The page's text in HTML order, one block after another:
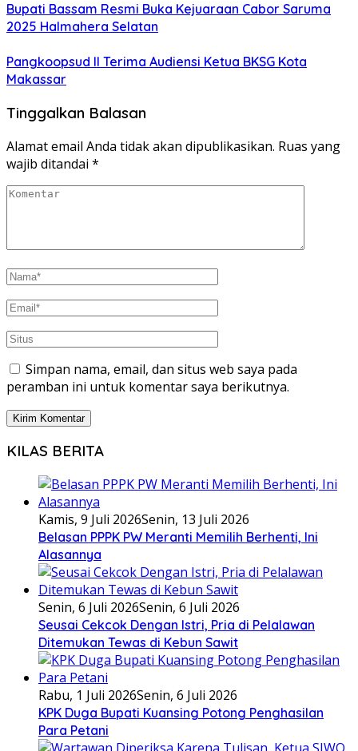
Bupati Bassam Resmi Buka Kejuaraan Cabor Saruma
2025 Halmahera Selatan
Pangkoopsud II Terima Audiensi Ketua BKSG Kota
Makassar
Tinggalkan Balasan
Alamat email Anda tidak akan dipublikasikan. Ruas yang
wajib ditandai *
Simpan nama, email, dan situs web saya pada
peramban ini untuk komentar saya berikutnya.
KILAS BERITA
Kamis, 9 Juli 2026Senin, 13 Juli 2026
Belasan PPPK PW Meranti Memilih Berhenti, Ini
Alasannya
Senin, 6 Juli 2026Senin, 6 Juli 2026
Seusai Cekcok Dengan Istri, Pria di Pelalawan
Ditemukan Tewas di Kebun Sawit
Rabu, 1 Juli 2026Senin, 6 Juli 2026
KPK Duga Bupati Kuansing Potong Penghasilan
Para Petani